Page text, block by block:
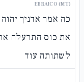
EBRAICO (MT)
כה אמר אדניך
את כוס התרעלה
לשתותה עוד